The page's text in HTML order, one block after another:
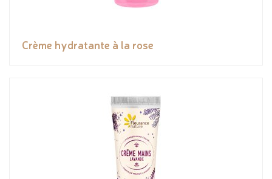
Crème hydratante à la rose